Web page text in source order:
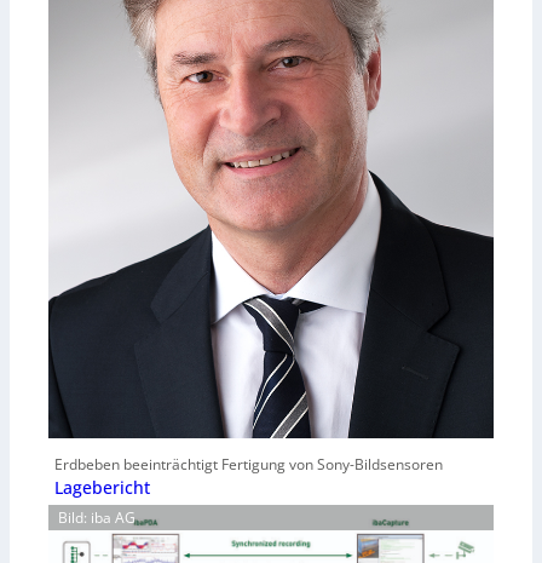
Erdbeben beeinträchtigt Fertigung von Sony-Bildsensoren
Lagebericht
Bild: iba AG